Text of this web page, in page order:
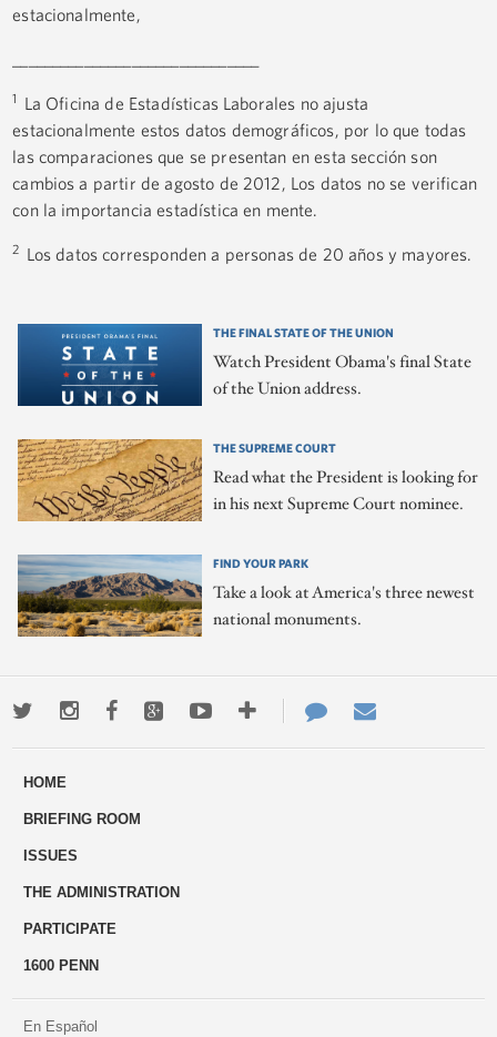
estacionalmente,
1 La Oficina de Estadísticas Laborales no ajusta
estacionalmente estos datos demográficos, por lo que todas
las comparaciones que se presentan en esta sección son
cambios a partir de agosto de 2012, Los datos no se verifican
con la importancia estadística en mente.
2 Los datos corresponden a personas de 20 años y mayores.
THE FINAL STATE OF THE UNION
Watch President Obama's final State
of the Union address.
THE SUPREME COURT
Read what the President is looking for
in his next Supreme Court nominee.
FIND YOUR PARK
Take a look at America's three newest
national monuments.
TwitterInstagramFacebookGoogle+YoutubeMore
ways
Contact
Us
HOME
BRIEFING ROOM
ISSUES
THE ADMINISTRATION
PARTICIPATE
1600 PENN
En Español